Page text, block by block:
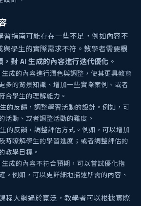
習指南可能存在一些不足，例如內容不
與學生的實際需求不符。教學者需要根
對 AI 生成的內容進行迭代優化 。
生成的內容進行潤色與調整，使其更具教育
多的背景知識、增加一些實際案例、或者
合學生的理解能力。
的反饋，調整學習活動的設計。例如，可
活動、或者調整活動的難度。
的反饋，調整評估方式。例如，可以增加
時瞭解學生的學習進度；或者調整評估的
教學目標。
生成的內容不符合預期，可以嘗試優化指
。例如，可以更詳細地描述所需的內容、
程大綱過於寬泛，教學者可以根據實際